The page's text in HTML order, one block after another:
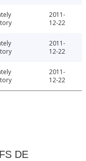
2011-
12-22
2011-
12-22
2011-
12-22
DE